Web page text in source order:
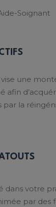
Soignant
une
afin
par la
dans votre
par des